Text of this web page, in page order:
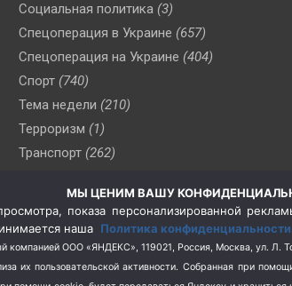
Социальная политика (3)
Спецоперация в Украине (657)
Спецоперация на Украине (404)
Спорт (740)
Тема недели (210)
Терроризм (1)
Транспорт (262)
(76)
Цены (2)
Школа и спорт (2)
Экология (8)
МЫ ЦЕНИМ ВАШУ
показа персонализированной
наша Политика конфиденциальности
компанией ООО «ЯНДЕКС», 119021, Россия, Москва, ул.
их пользовательской активности. Собранная при